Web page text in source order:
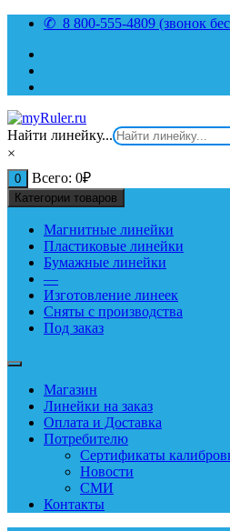
Перейти
содержимому
✆ 8 800-555-4809 (звонок
Найти линейку...
×
0 Всего: 0₽
Категории товаров
Магнитные линейки
Пластиковые линейки
Бумажные линейки
—
Изготовление линеек
Сняты с производства
Под заказ
Магазин
Линейки на заказ
Оплата и Доставка
Потребителю
Сертификаты
Новости
СМИ
Контакты